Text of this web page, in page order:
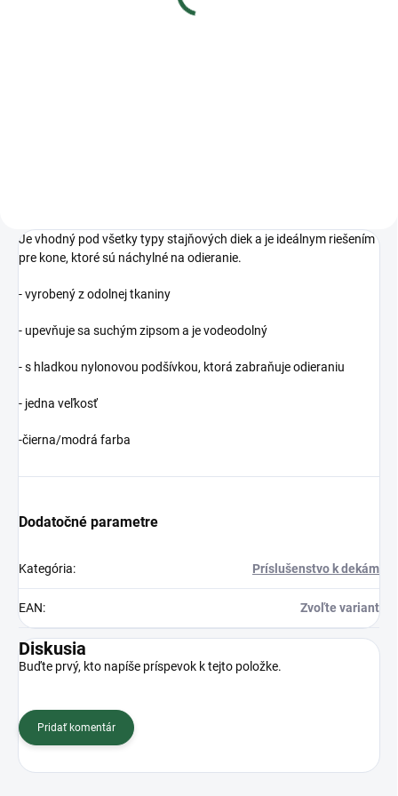
Je vhodný pod všetky typy stajňových diek a je ideálnym riešením
pre kone, ktoré sú náchylné na odieranie.
- vyrobený z odolnej tkaniny
- upevňuje sa suchým zipsom a je vodeodolný
- s hladkou nylonovou podšívkou, ktorá zabraňuje odieraniu
- jedna veľkosť
-čierna/modrá farba
Dodatočné parametre
Kategória: Príslušenstvo k dekám
EAN: Zvoľte variant
Diskusia
Buďte prvý, kto napíše príspevok k tejto položke.
Pridať komentár